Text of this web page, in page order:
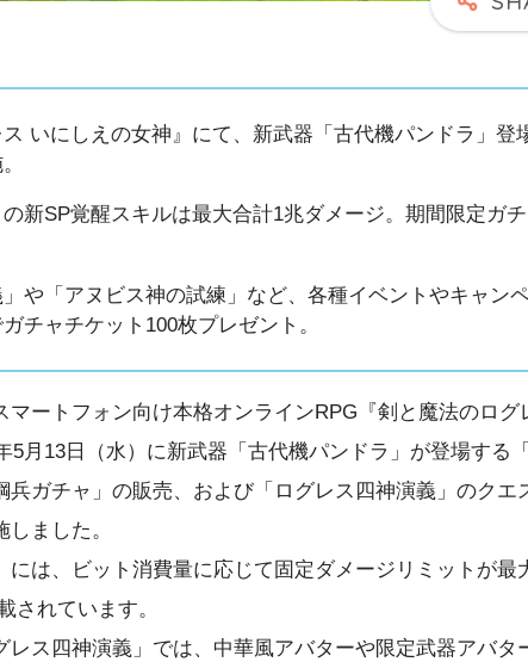
ス いにしえの女神』にて、新武器「古代機パンドラ」登
の新SP覚醒スキルは最大合計1兆ダメージ。期間限定ガ
」や「アヌビス神の試練」など、各種イベントやキャン
チャチケット100枚プレゼント。
マートフォン向け本格オンラインRPG『剣と魔法のログ
5月13日（水）に新武器「古代機パンドラ」が登場する
兵ガチャ」の販売、および「ログレス四神演義」のクエ
ました。
には、ビット消費量に応じて固定ダメージリミットが最
されています。
レス四神演義」では、中華風アバターや限定武器アバタ